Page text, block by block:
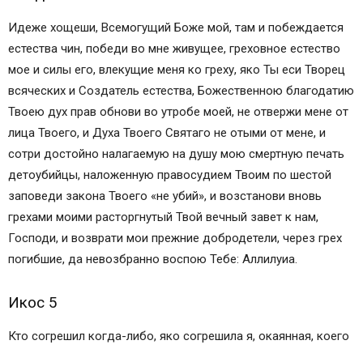
Идеже хощеши, Всемогущий Боже мой, там и побеждается
естества чин, победи во мне живущее, греховное естество
мое и силы его, влекущие меня ко греху, яко Ты еси Творец
всяческих и Создатель естества, Божественною благодатию
Твоею дух прав обнови во утробе моей, не отвержи мене от
лица Твоего, и Духа Твоего Святаго не отыми от мене, и
сотри достойно налагаемую на душу мою смертную печать
детоубийцы, наложенную правосудием Твоим по шестой
заповеди закона Твоего «не убий», и возстанови вновь
грехами моими расторгнутый Твой вечный завет к нам,
Господи, и возврати мои прежние добродетели, через грех
погибшие, да невозбранно воспою Тебе: Аллилуиа.
Икос 5
Кто согрешил когда-либо, яко согрешила я, окаянная, коего